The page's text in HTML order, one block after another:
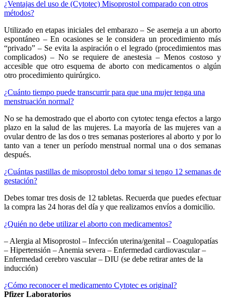
¿Ventajas del uso de (Cytotec) Misoprostol comparado con otros
métodos?
Utilizado en etapas iniciales del embarazo – Se asemeja a un aborto
espontáneo – En ocasiones se le considera un procedimiento más
“privado” – Se evita la aspiración o el legrado (procedimientos mas
complicados) – No se requiere de anestesia – Menos costoso y
accesible que otro esquema de aborto con medicamentos o algún
otro procedimiento quirúrgico.
¿Cuánto tiempo puede transcurrir para que una mujer tenga una
menstruación normal?
No se ha demostrado que el aborto con cytotec tenga efectos a largo
plazo en la salud de las mujeres. La mayoría de las mujeres van a
ovular dentro de las dos o tres semanas posteriores al aborto y por lo
tanto van a tener un período menstrual normal una o dos semanas
después.
¿Cuántas pastillas de misoprostol debo tomar si tengo 12 semanas de
gestación?
Debes tomar tres dosis de 12 tabletas. Recuerda que puedes efectuar
la compra las 24 horas del día y que realizamos envíos a domicilio.
¿Quién no debe utilizar el aborto con medicamentos?
– Alergia al Misoprostol – Infección uterina/genital – Coagulopatías
– Hipertensión – Anemia severa – Enfermedad cardiovascular –
Enfermedad cerebro vascular – DIU (se debe retirar antes de la
inducción)
¿Cómo reconocer el medicamento Cytotec es original?
Pfizer Laboratorios